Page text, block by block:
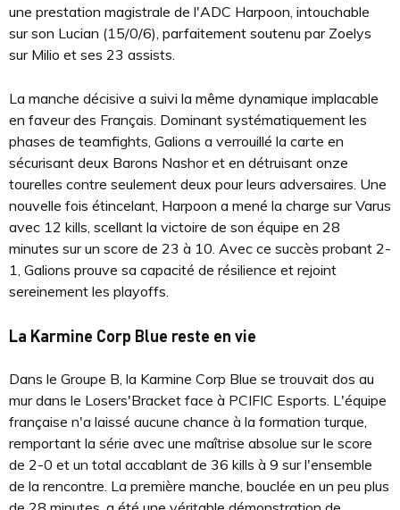
une prestation magistrale de l'ADC Harpoon, intouchable
sur son Lucian (15/0/6), parfaitement soutenu par Zoelys
sur Milio et ses 23 assists.
La manche décisive a suivi la même dynamique implacable
en faveur des Français. Dominant systématiquement les
phases de teamfights, Galions a verrouillé la carte en
sécurisant deux Barons Nashor et en détruisant onze
tourelles contre seulement deux pour leurs adversaires. Une
nouvelle fois étincelant, Harpoon a mené la charge sur Varus
avec 12 kills, scellant la victoire de son équipe en 28
minutes sur un score de 23 à 10. Avec ce succès probant 2-
1, Galions prouve sa capacité de résilience et rejoint
sereinement les playoffs.
La Karmine Corp Blue reste en vie
Dans le Groupe B, la Karmine Corp Blue se trouvait dos au
mur dans le Losers'Bracket face à PCIFIC Esports. L'équipe
française n'a laissé aucune chance à la formation turque,
remportant la série avec une maîtrise absolue sur le score
de 2-0 et un total accablant de 36 kills à 9 sur l'ensemble
de la rencontre. La première manche, bouclée en un peu plus